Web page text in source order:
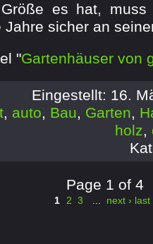
es hat, muss
Jahre sicher an
"Gartenhäuser von
Eingestellt: 16.
, auto, Bau, Garten,
holz,
Page 1 of 4
1 2 3 next › last